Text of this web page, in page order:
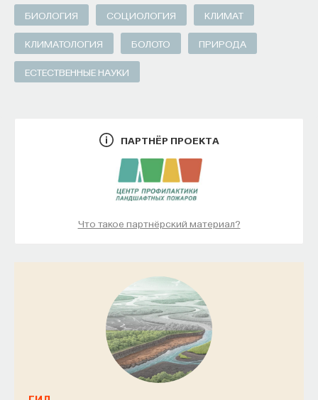
БИОЛОГИЯ СОЦИОЛОГИЯ КЛИМАТ
КЛИМАТОЛОГИЯ БОЛОТО ПРИРОДА
ЕСТЕСТВЕННЫЕ НАУКИ
ПАРТНЁР ПРОЕКТА
Что такое партнёрский материал?